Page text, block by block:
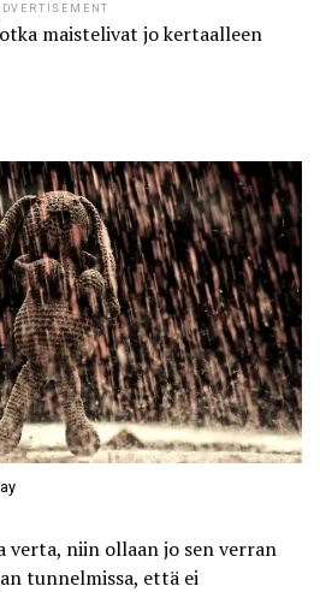
maistelivat jo kertaalleen
verta, niin ollaan jo sen verran
tunnelmissa, että ei